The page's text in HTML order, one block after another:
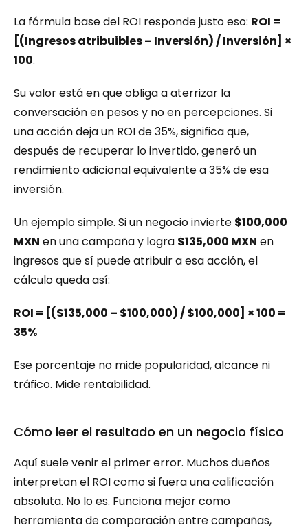
La fórmula base del ROI responde justo eso: ROI =
[(Ingresos atribuibles – Inversión) / Inversión] ×
100.
Su valor está en que obliga a aterrizar la
conversación en pesos y no en percepciones. Si
una acción deja un ROI de 35%, significa que,
después de recuperar lo invertido, generó un
rendimiento adicional equivalente a 35% de esa
inversión.
Un ejemplo simple. Si un negocio invierte $100,000
MXN en una campaña y logra $135,000 MXN en
ingresos que sí puede atribuir a esa acción, el
cálculo queda así:
ROI = [($135,000 – $100,000) / $100,000] × 100 =
35%
Ese porcentaje no mide popularidad, alcance ni
tráfico. Mide rentabilidad.
Cómo leer el resultado en un negocio físico
Aquí suele venir el primer error. Muchos dueños
interpretan el ROI como si fuera una calificación
absoluta. No lo es. Funciona mejor como
herramienta de comparación entre campañas,